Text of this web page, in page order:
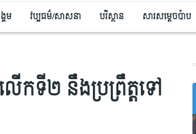
ម វប្បធម៌/សាសនា បរិស្ថាន សារសម្តេចប៉ាប
ើកទី២ នឹងប្រព្រឹត្តទៅ